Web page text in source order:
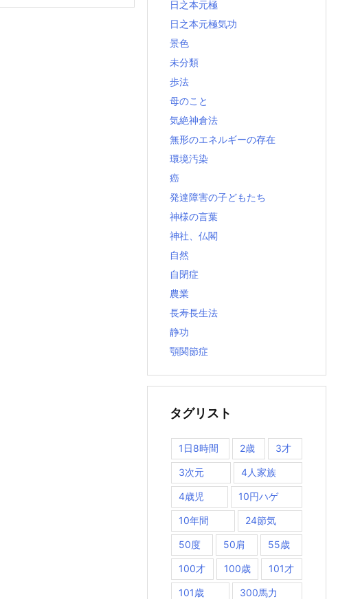
日之本元極
日之本元極気功
景色
未分類
歩法
母のこと
気絶神倉法
無形のエネルギーの存在
環境汚染
癌
発達障害の子どもたち
神様の言葉
神社、仏閣
自然
自閉症
農業
長寿長生法
静功
顎関節症
タグリスト
1日8時間 2歳 3才
3次元 4人家族
4歳児 10円ハゲ
10年間 24節気
50度 50肩 55歳
100才 100歳 101才
101歳 300馬力